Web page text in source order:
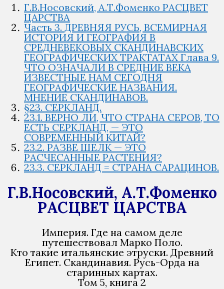
Г.В.Носовский, А.Т.Фоменко РАСЦВЕТ
ЦАРСТВА
Часть 3. ДРЕВНЯЯ РУСЬ, ВСЕМИРНАЯ
ИСТОРИЯ И ГЕОГРАФИЯ В
СРЕДНЕВЕКОВЫХ СКАНДИНАВСКИХ
ГЕОГРАФИЧЕСКИХ ТРАКТАТАХ Глава 9.
ЧТО ОЗНАЧАЛИ В СРЕДНИЕ ВЕКА
ИЗВЕСТНЫЕ НАМ СЕГОДНЯ
ГЕОГРАФИЧЕСКИЕ НАЗВАНИЯ.
МНЕНИЕ СКАНДИНАВОВ.
§23. СЕРКЛАНД.
23.1. ВЕРНО ЛИ, ЧТО СТРАНА СЕРОВ, ТО
ЕСТЬ СЕРКЛАНД, — ЭТО
СОВРЕМЕННЫЙ КИТАЙ?
23.2. РАЗВЕ ШЕЛК — ЭТО
РАСЧЕСАННЫЕ РАСТЕНИЯ?
23.3. СЕРКЛАНД = СТРАНА САРАЦИНОВ.
Г.В.Носовский, А.Т.Фоменко
РАСЦВЕТ ЦАРСТВА
Империя. Где на самом деле
путешествовал Марко Поло.
Кто такие итальянские этруски. Древний
Египет. Скандинавия. Русь-Орда на
старинных картах.
Том 5, книга 2